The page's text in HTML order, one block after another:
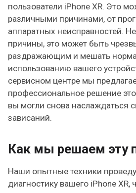
пользователи iPhone XR. Это
различными причинами, от
аппаратных неисправностей.
причины, это может быть
раздражающим и мешать
использованию вашего
сервисном центре мы
профессиональное решение
вы могли снова наслаждаться
зависаний.
Как мы решаем эту
Наши опытные техники
диагностику вашего iPhone XR,